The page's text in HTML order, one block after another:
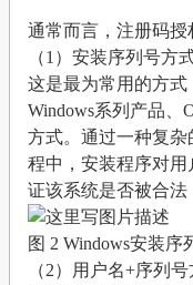
通常而言，注册码授
（1）安装序列号方
这是最为常用的方式
Windows系列产品、
方式。通过一种复
程中，安装程序对
证该系统是否被合法
图 2 Windows安装序
（2）用户名+序列